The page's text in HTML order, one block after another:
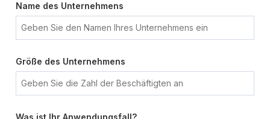
Name des Unternehmens
Größe des Unternehmens
Was ist Ihr Anwendungsfall?